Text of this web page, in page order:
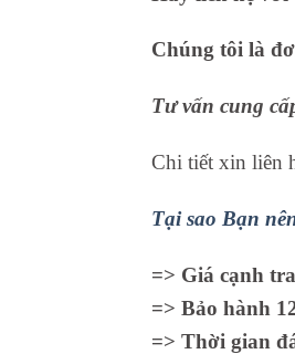
Chúng tôi là
Tư vấn cung
Chi tiết xin liên
Tại sao Bạn
=> Giá cạnh
=> Bảo hành
=> Thời gian